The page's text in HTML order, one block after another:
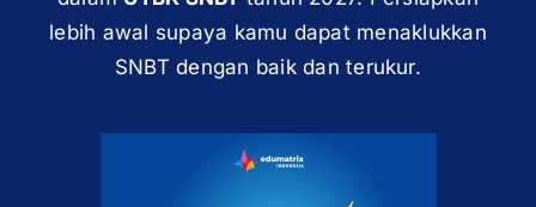
lebih awal supaya kamu dapat menaklukkan
SNBT dengan baik dan terukur.